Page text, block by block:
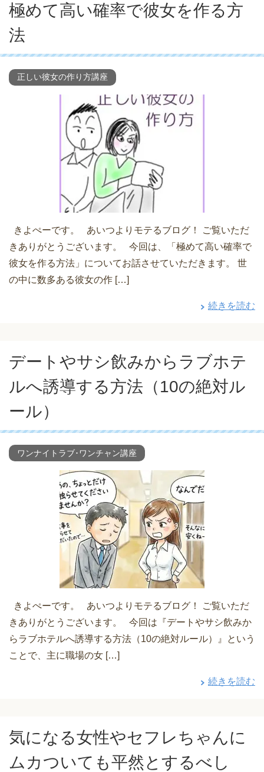
極めて高い確率で彼女を作る方
法
正しい彼女の作り方講座
きよぺーです。 あいつよりモテるブログ！ ご覧いただ
きありがとうございます。 今回は、「極めて高い確率で
彼女を作る方法」についてお話させていただきます。 世
の中に数多ある彼女の作 […]
続きを読む
デートやサシ飲みからラブホテ
ルへ誘導する方法（10の絶対ル
ール）
ワンナイトラブ･ワンチャン講座
きよぺーです。 あいつよりモテるブログ！ ご覧いただ
きありがとうございます。 今回は『デートやサシ飲みか
らラブホテルへ誘導する方法（10の絶対ルール）』という
ことで、主に職場の女 […]
続きを読む
気になる女性やセフレちゃんに
ムカついても平然とするべし